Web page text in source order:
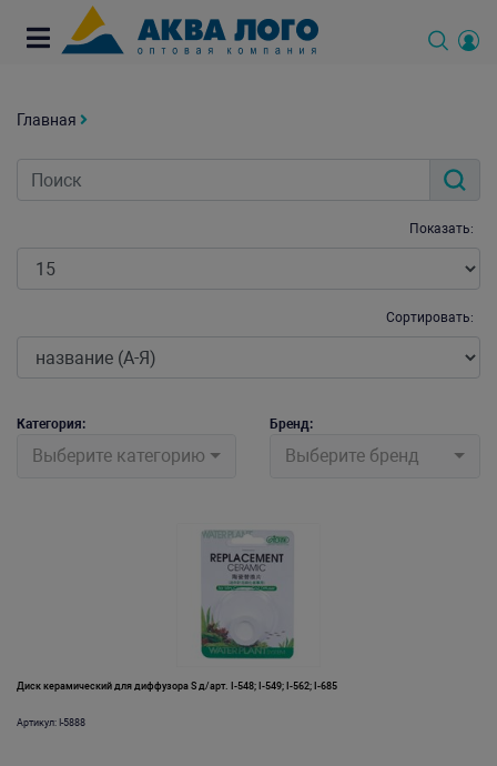
Главная
Показать:
Сортировать:
Категория:
Выберите категорию
Бренд:
Выберите бренд
Диск керамический для диффузора S д/арт. I-548; I-549; I-562; I-685
Артикул: I-5888